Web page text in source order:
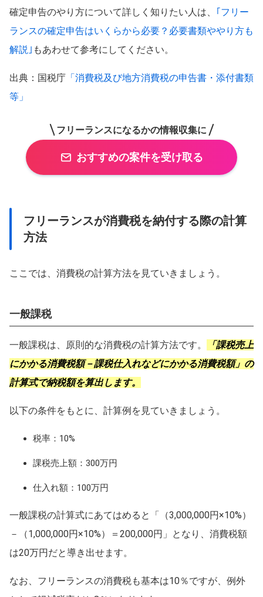
確定申告のやり方について詳しく知りたい人は、
｢フリー
ランスの確定申告はいくらから必要？必要書類ややり方も
解説｣ もあわせて参考にしてください。
出典：国税庁 「消費税及び地方消費税の申告書・添付書類
等」
フリーランスになるかの情報収集に
おすすめの案件を受け取る
フリーランスが消費税を納付する際の計算
方法
ここでは、消費税の計算方法を見ていきましょう。
一般課税
一般課税は、原則的な消費税の計算方法です。
「課税売上
にかかる消費税額－課税仕入れなどにかかる消費税額」の
計算式で納税額を算出します。
以下の条件をもとに、計算例を見ていきましょう。
税率：10%
課税売上額：300万円
仕入れ額：100万円
一般課税の計算式にあてはめると「（3,000,000円×10%）
－（1,000,000円×10%）＝200,000円」となり、消費税額
は20万円だと導き出せます。
なお、フリーランスの消費税も基本は10％ですが、例外